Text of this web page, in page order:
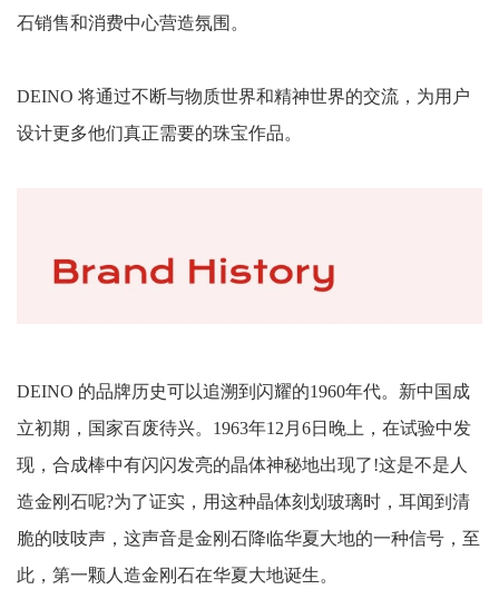
石销售和消费中心营造氛围。
DEINO 将通过不断与物质世界和精神世界的交流，为用户
设计更多他们真正需要的珠宝作品。
DEINO 的品牌历史可以追溯到闪耀的1960年代。新中国成
立初期，国家百废待兴。1963年12月6日晚上，在试验中发
现，合成棒中有闪闪发亮的晶体神秘地出现了!这是不是人
造金刚石呢?为了证实，用这种晶体刻划玻璃时，耳闻到清
脆的吱吱声，这声音是金刚石降临华夏大地的一种信号，至
此，第一颗人造金刚石在华夏大地诞生。